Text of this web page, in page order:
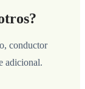
conductor
adicional.